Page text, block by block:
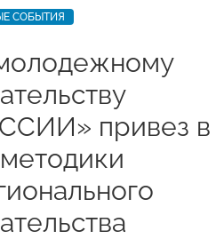
СОБЫТИЯ
привез в